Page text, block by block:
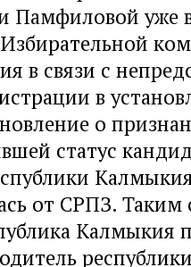
Памфиловой уже
в связи с
в
о
статус
от СРПЗ. Таким
Калмыкия